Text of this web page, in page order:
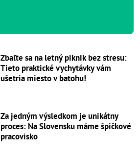
Zbaľte sa na letný piknik bez stresu:
Tieto praktické vychytávky vám
ušetria miesto v batohu!
Za jedným výsledkom je unikátny
proces: Na Slovensku máme špičkové
pracovisko